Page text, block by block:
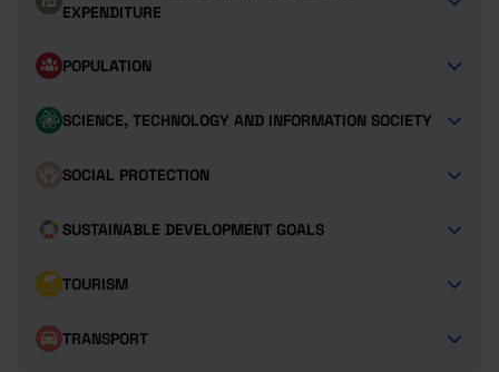
EXPENDITURE
POPULATION
SCIENCE, TECHNOLOGY AND INFORMATION SOCIETY
SOCIAL PROTECTION
SUSTAINABLE DEVELOPMENT GOALS
TOURISM
TRANSPORT